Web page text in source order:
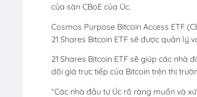
của sàn CBoE của Úc.
Cosmos Purpose Bitcoin Access ETF
21 Shares Bitcoin ETF sẽ được quản lý
21 Shares Bitcoin ETF sẽ giúp các
dõi giá trực tiếp của Bitcoin trên thị
“Các nhà đầu tư Úc rõ ràng muốn và